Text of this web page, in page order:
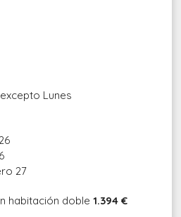
Lunes
27
habitación doble1.394 €